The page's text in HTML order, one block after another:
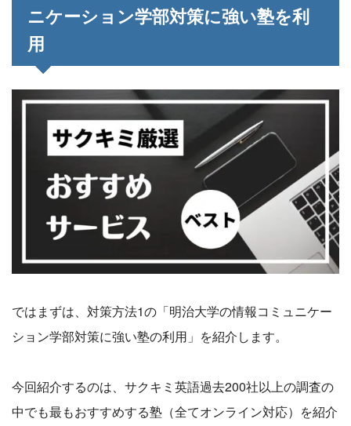
ニケーション学部対策に強い塾を利
用
ではまずは、対策方法1の「明治大学の情報コミュニケー
ション学部対策に強い塾の利用」を紹介します。
今回紹介するのは、サクキミ英語過去200社以上の調査の
中でも最もおすすめする塾（全てオンライン対応）を紹介